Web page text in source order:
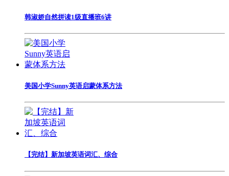
韩淑娇自然拼读1级直播班6讲
美国小学Sunny英语启蒙体系方法
【完结】新加坡英语词汇、综合